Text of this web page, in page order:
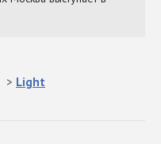
> Light